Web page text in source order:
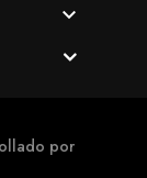

por